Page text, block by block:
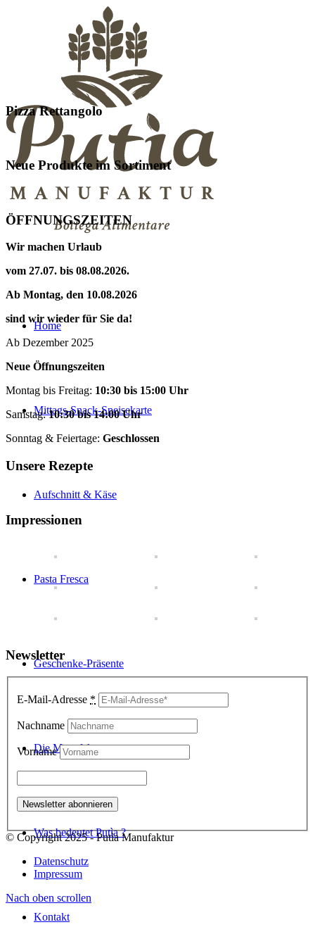
Home
Mittags-Snack-Speisekarte
Aufschnitt & Käse
Pasta Fresca
Geschenke-Präsente
Die Manufaktur
Was bedeutet Putìa ?
Kontakt
Pizza Rettangolo
Neue Produkte im Sortiment
ÖFFNUNGSZEITEN
Wir machen Urlaub
vom 27.07. bis 08.08.2026.
Ab Montag, den 10.08.2026
sind wir wieder für Sie da!
Ab Dezember 2025
Neue Öffnungszeiten
Montag bis Freitag: 10:30 bis 15:00 Uhr
Samstag:10:30 bis 14:00 Uhr
Sonntag & Feiertage: Geschlossen
Unsere Rezepte
Impressionen
Newsletter
E-Mail-Adresse *
Nachname
Vorname
© Copyright 2025 - Putìa Manufaktur
Datenschutz
Impressum
Nach oben scrollen